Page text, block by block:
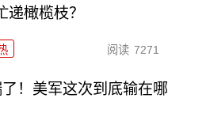
递橄榄枝？
阅读 7271
！美军这次到底输在哪